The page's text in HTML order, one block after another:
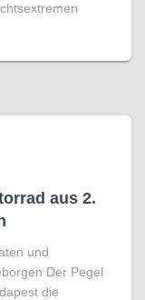
aus 2.
und
Der Pegel
die